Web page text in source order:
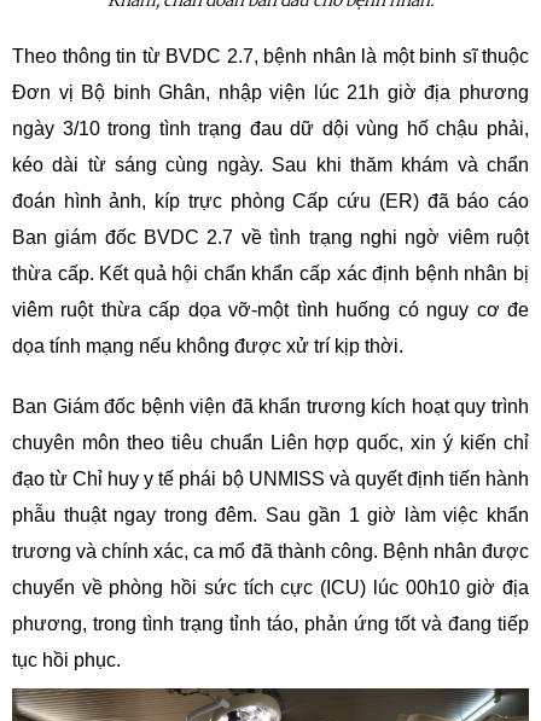
Theo thông tin từ BVDC 2.7, bệnh nhân là một binh sĩ thuộc
Đơn vị Bộ binh Ghân, nhập viện lúc 21h giờ địa phương
ngày 3/10 trong tình trạng đau dữ dội vùng hố chậu phải,
kéo dài từ sáng cùng ngày. Sau khi thăm khám và chẩn
đoán hình ảnh, kíp trực phòng Cấp cứu (ER) đã báo cáo
Ban giám đốc BVDC 2.7 về tình trạng nghi ngờ viêm ruột
thừa cấp. Kết quả hội chẩn khẩn cấp xác định bệnh nhân bị
viêm ruột thừa cấp dọa vỡ-một tình huống có nguy cơ đe
dọa tính mạng nếu không được xử trí kịp thời.
Ban Giám đốc bệnh viện đã khẩn trương kích hoạt quy trình
chuyên môn theo tiêu chuẩn Liên hợp quốc, xin ý kiến chỉ
đạo từ Chỉ huy y tế phái bộ UNMISS và quyết định tiến hành
phẫu thuật ngay trong đêm. Sau gần 1 giờ làm việc khẩn
trương và chính xác, ca mổ đã thành công. Bệnh nhân được
chuyển về phòng hồi sức tích cực (ICU) lúc 00h10 giờ địa
phương, trong tình trạng tỉnh táo, phản ứng tốt và đang tiếp
tục hồi phục.